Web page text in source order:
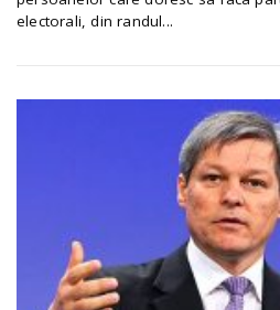
electorali, din randul...